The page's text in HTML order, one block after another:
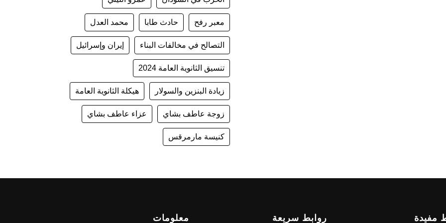
معبر رفح حادث طابا محمد العدل
التصالح في مخالفات البناء إيران وإسرائيل
تنسيق الثانوية العامة 2024
زيادة البنزين والسولار هيكلة الثانوية العامة
زوجة عاطف بشاي عزاء عاطف بشاي
كنيسة مارمرقس
مفيدة روابط سريعة معلومات